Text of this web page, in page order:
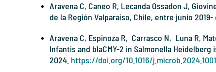
Aravena C, Caneo R, Lecanda Ossadon J,
de la Región Valparaíso, Chile, entre junio 2019-
Aravena C, Espinoza R, Carrasco N, Luna R,
Infantis and blaCMY-2 in Salmonella
2024. https://doi.org/10.1016/